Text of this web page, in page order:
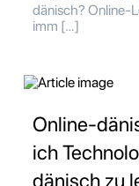
dänisch? Online-
imm […]
Online-
ich
dänisch zu